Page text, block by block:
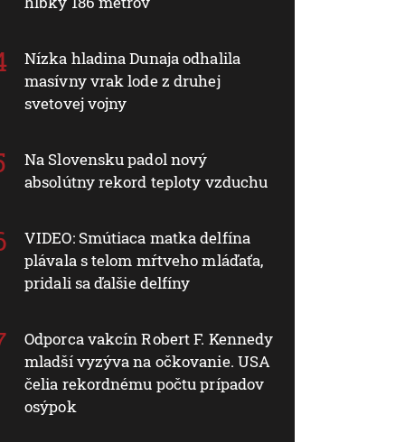
Nízka hladina Dunaja odhalila
masívny vrak lode z druhej
svetovej vojny
Na Slovensku padol nový
absolútny rekord teploty vzduchu
VIDEO: Smútiaca matka delfína
plávala s telom mŕtveho mláďaťa,
pridali sa ďalšie delfíny
Odporca vakcín Robert F. Kennedy
mladší vyzýva na očkovanie. USA
čelia rekordnému počtu prípadov
osýpok